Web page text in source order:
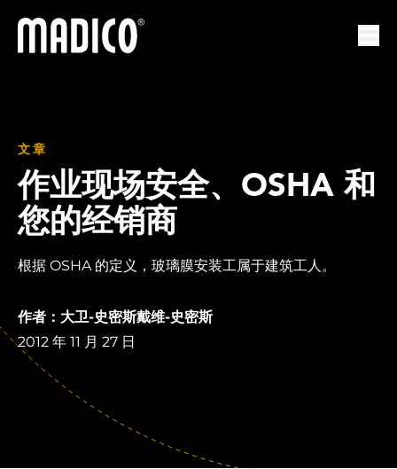
马迪科
文章
作业现场安全、OSHA 和
您的经销商
根据 OSHA 的定义，玻璃膜安装工属于建筑工人。
作者：大卫-史密斯戴维-史密斯
2012 年 11 月 27 日